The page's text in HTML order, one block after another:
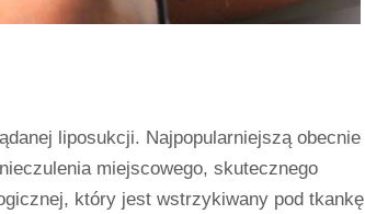
liposukcji. Najpopularniejszą obecnie
miejscowego, skutecznego
który jest wstrzykiwany pod tkankę